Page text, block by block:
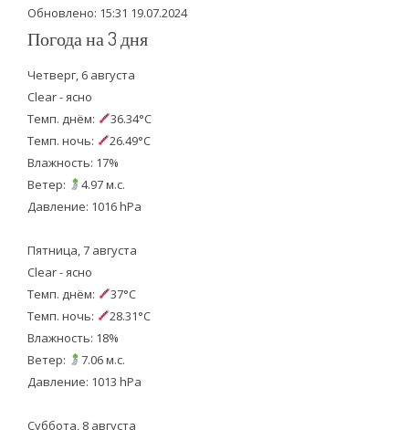
Обновлено: 15:31 19.07.2024
Погода на 3 дня
Четверг, 6 августа
Clear - ясно
Темп. днём:
36.34°C
Темп. ночь:
26.49°C
Влажность: 17%
Ветер:
4.97 м.с.
Давление: 1016 hPa
Пятница, 7 августа
Clear - ясно
Темп. днём:
37°C
Темп. ночь:
28.31°C
Влажность: 18%
Ветер:
7.06 м.с.
Давление: 1013 hPa
Суббота, 8 августа